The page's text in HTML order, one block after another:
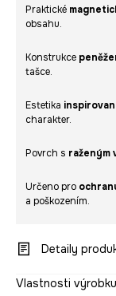
Praktické
obsahu.
Konstrukce
tašce.
Estetika
charakter.
Povrch s raženým
Určeno pro
a poškozením.
Detaily
Vlastnosti výrobku